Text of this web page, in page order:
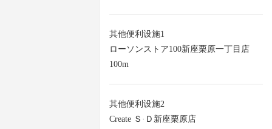
其他便利设施1
ローソンストア100新座栗原一丁目店
100m
其他便利设施2
Create Ｓ·Ｄ新座栗原店